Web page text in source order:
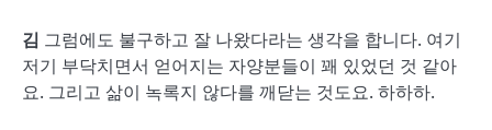
김 그럼에도 불구하고 잘 나왔다라는 생각을 합니다. 여기
저기 부닥치면서 얻어지는 자양분들이 꽤 있었던 것 같아
요. 그리고 삶이 녹록지 않다를 깨닫는 것도요. 하하하.